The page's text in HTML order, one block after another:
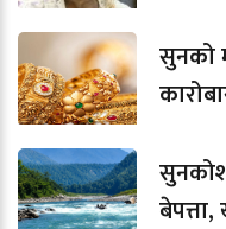
सुनको
बेपत्ता,